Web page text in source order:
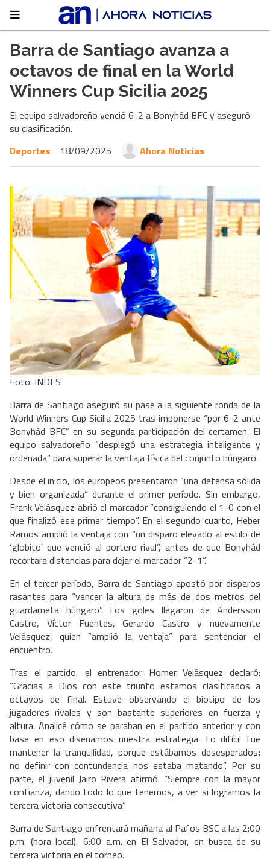
Barra de Santiago avanza a
octavos de final en la World
Winners Cup Sicilia 2025
El equipo salvadoreño venció 6-2 a Bonyhád BFC y aseguró
su clasificación.
Deportes
18/09/2025 Ahora Noticias
Foto: INDES
Barra de Santiago aseguró su pase a la siguiente ronda de la
World Winners Cup Sicilia 2025 tras imponerse “por 6-2 ante
Bonyhád BFC” en su segunda participación del certamen. El
equipo salvadoreño “desplegó una estrategia inteligente y
ordenada” para superar la ventaja física del conjunto húngaro.
Desde el inicio, los europeos presentaron “una defensa sólida
y bien organizada” durante el primer período. Sin embargo,
Frank Velásquez abrió el marcador “consiguiendo el 1-0 con el
que finalizó ese primer tiempo”. En el segundo cuarto, Heber
Ramos amplió la ventaja con “un disparo elevado al estilo de
‘globito’ que venció al portero rival”, antes de que Bonyhád
recortara distancias para dejar el marcador “2-1”.
En el tercer período, Barra de Santiago apostó por disparos
rasantes para “vencer la altura de más de dos metros del
guardameta húngaro”. Los goles llegaron de Andersson
Castro, Víctor Fuentes, Gerardo Castro y nuevamente
Velásquez, quien “amplió la ventaja” para sentenciar el
encuentro.
Tras el partido, el entrenador Homer Velásquez declaró:
“Gracias a Dios con este triunfo estamos clasificados a
octavos de final. Estuve observando el biotipo de los
jugadores rivales y son bastante superiores en fuerza y
altura. Analicé cómo se paraban en el partido anterior y con
base en eso diseñamos nuestra estrategia. Lo difícil fue
mantener la tranquilidad, porque estábamos desesperados;
no definir con contundencia nos estaba matando”. Por su
parte, el juvenil Jairo Rivera afirmó: “Siempre con la mayor
confianza, dando todo lo que tenemos, a ver si logramos la
tercera victoria consecutiva”.
Barra de Santiago enfrentará mañana al Pafos BSC a las 2:00
p.m. (hora local), 6:00 a.m. en El Salvador, en busca de su
tercera victoria en el torneo.